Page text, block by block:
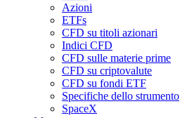
Azioni
ETFs
CFD su titoli azionari
Indici CFD
CFD sulle materie prime
CFD su criptovalute
CFD su fondi ETF
Specifiche dello strumento
SpaceX